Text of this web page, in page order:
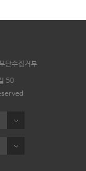
단수집거부
50